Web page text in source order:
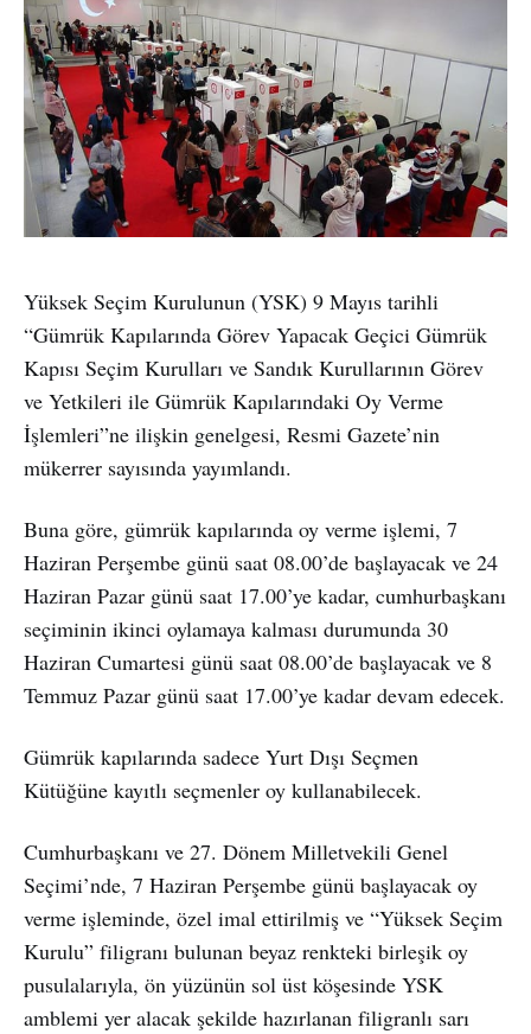
Yüksek Seçim Kurulunun (YSK) 9 Mayıs tarihli
“Gümrük Kapılarında Görev Yapacak Geçici Gümrük
Kapısı Seçim Kurulları ve Sandık Kurullarının Görev
ve Yetkileri ile Gümrük Kapılarındaki Oy Verme
İşlemleri”ne ilişkin genelgesi, Resmi Gazete’nin
mükerrer sayısında yayımlandı.
Buna göre, gümrük kapılarında oy verme işlemi, 7
Haziran Perşembe günü saat 08.00’de başlayacak ve 24
Haziran Pazar günü saat 17.00’ye kadar, cumhurbaşkanı
seçiminin ikinci oylamaya kalması durumunda 30
Haziran Cumartesi günü saat 08.00’de başlayacak ve 8
Temmuz Pazar günü saat 17.00’ye kadar devam edecek.
Gümrük kapılarında sadece Yurt Dışı Seçmen
Kütüğüne kayıtlı seçmenler oy kullanabilecek.
Cumhurbaşkanı ve 27. Dönem Milletvekili Genel
Seçimi’nde, 7 Haziran Perşembe günü başlayacak oy
verme işleminde, özel imal ettirilmiş ve “Yüksek Seçim
Kurulu” filigranı bulunan beyaz renkteki birleşik oy
pusulalarıyla, ön yüzünün sol üst köşesinde YSK
amblemi yer alacak şekilde hazırlanan filigranlı sarı